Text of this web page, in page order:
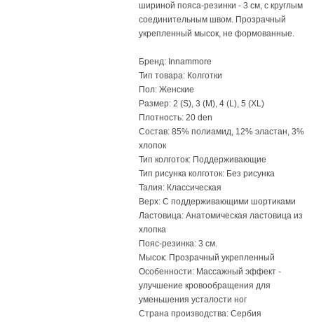
шириной пояса-резинки - 3 см, с круглым
соединительным швом. Прозрачный
укрепленный мысок, не формованные.
Бренд: Innammore
Тип товара: Колготки
Пол: Женские
Размер: 2 (S), 3 (M), 4 (L), 5 (XL)
Плотность: 20 den
Состав: 85% полиамид, 12% эластан, 3%
хлопок
Тип колготок: Поддерживающие
Тип рисунка колготок: Без рисунка
Талия: Классическая
Верх: С поддерживающими шортиками
Ластовица: Анатомическая ластовица из
хлопка
Пояс-резинка: 3 см.
Мысок: Прозрачный укрепленный
Особенности: Массажный эффект -
улучшение кровообращения для
уменьшения усталости ног
Страна производства: Сербия